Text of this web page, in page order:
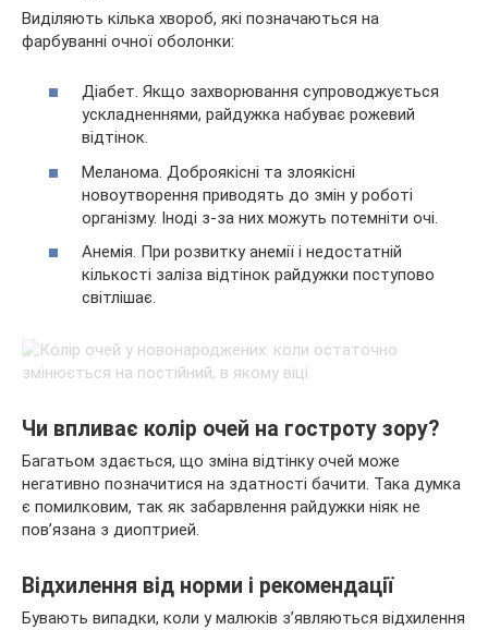
Виділяють кілька хвороб, які позначаються на
фарбуванні очної оболонки:
Діабет. Якщо захворювання супроводжується
ускладненнями, райдужка набуває рожевий
відтінок.
Меланома. Доброякісні та злоякісні
новоутворення приводять до змін у роботі
організму. Іноді з-за них можуть потемніти очі.
Анемія. При розвитку анемії і недостатній
кількості заліза відтінок райдужки поступово
світлішає.
Чи впливає колір очей на гостроту зору?
Багатьом здається, що зміна відтінку очей може
негативно позначитися на здатності бачити. Така думка
є помилковим, так як забарвлення райдужки ніяк не
пов’язана з диоптрией.
Відхилення від норми і рекомендації
Бувають випадки, коли у малюків з’являються відхилення